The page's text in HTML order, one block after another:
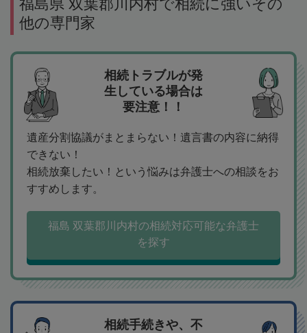
福島県 双葉郡川内村で相続に強いその
他の専門家
相続トラブルが発
生している場合は
要注意！！
遺産分割協議がまとまらない！遺言書の内容に納得
できない！
相続放棄したい！という悩みは弁護士への相談をお
すすめします。
福島 双葉郡川内村の相続対応可能な弁護士
を探す
相続手続きや、不